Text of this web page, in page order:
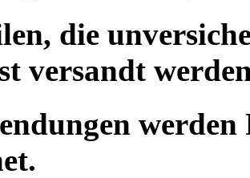
die
versandt